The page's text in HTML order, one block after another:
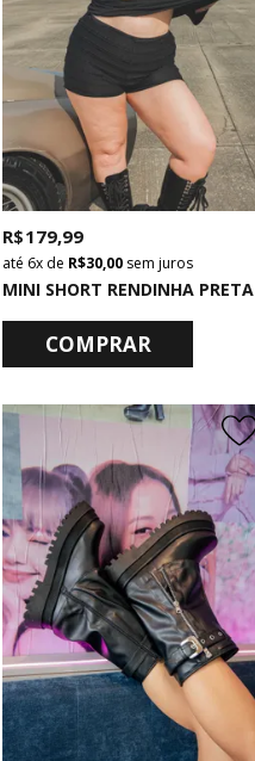
MINI SHORT RENDINHA PRETA
R$ 179,99
6x de R$ 30,00 sem juros
COMPRAR